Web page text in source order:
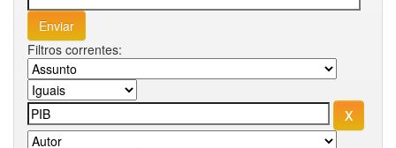
Filtros correntes: